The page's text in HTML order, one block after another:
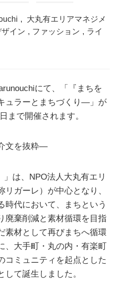
,
大丸有エリアマネジメ
イン , ファッション , ライ
にて、「『まちを
ラーとまちづくり―」が
まで開催されます。
文を抜粋—
」は、NPO法人大丸有エリ
ガーレ）が中心となり、
時代において、まちという
廃棄削減と素材循環を目指
素材として再びまちへ循環
、大手町・丸の内・有楽町
コミュニティを起点とした
て誕生しました。